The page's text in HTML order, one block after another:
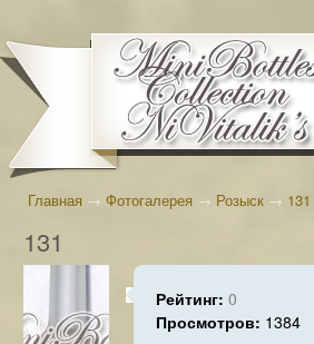
Главная → Фотогалерея → Розыск → 131
131
Рейтинг: 0
Просмотров: 1384